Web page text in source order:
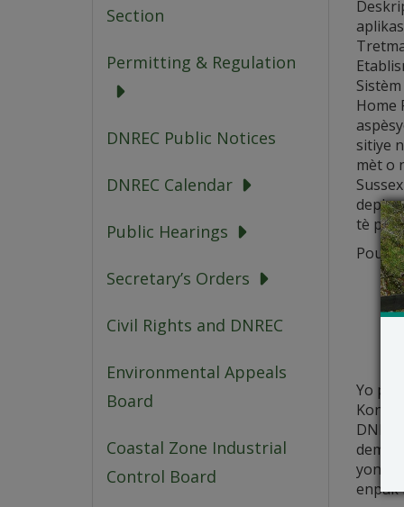
Section
Permitting & Regulation
DNREC Public Notices
DNREC Calendar
Public Hearings
Secretary’s Orders
Civil Rights and DNREC
Environmental Appeals
Board
Coastal Zone Industrial
Control Board
Home
sitiye
mèt o
tè pou
Pou
Yo pa
yon
enpak